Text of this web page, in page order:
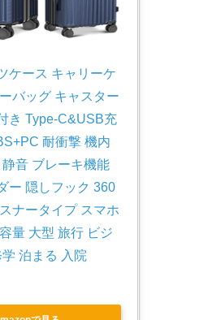
ケース キャリーケ
バッグ キャスター
き Type-C&USB充
耐衝撃 機内
音 ブレーキ機能
ー 隠しフック 360
ナータイプ スマホ
量 大型 旅行 ビジ
泊まる 入院